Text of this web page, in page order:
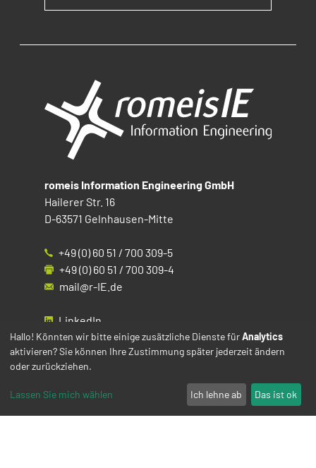
romeis Information Engineering GmbH
Hailerer Str. 16
D-63571 Gelnhausen-Mitte
+49 (0) 60 51 / 700 309-5
+49 (0) 60 51 / 700 309-4
mail@r-IE.de
LinkedIn
Instagram
Facebook
YouTube
Hallo! Könnten wir bitte einige zusätzliche Dienste fürAnalytics
aktivieren? Sie können Ihre Zustimmung später jederzeit ändern
oder zurückziehen.
Lassen Sie mich wählen Ich lehne ab Das ist ok